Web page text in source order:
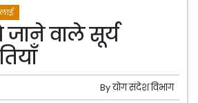
वाले सूर्य
Byयोग संदेश विभाग